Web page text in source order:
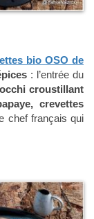
bio OSO de
: l’entrée du
croustillant
crevettes
chef français qui